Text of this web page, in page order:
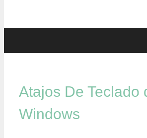
Atajos De Teclado
Windows